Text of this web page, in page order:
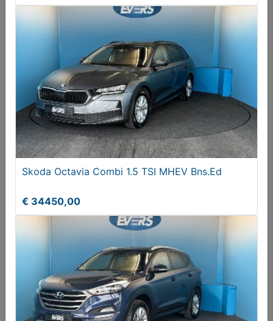
Assortimentdoos autozekeringen
€ 6,50
Skoda Octavia Combi 1.5 TSI MHEV Bns.Ed
€ 34450,00